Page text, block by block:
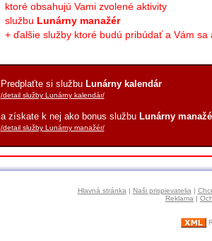
ktoré obsahujú Vami zvolené aktivity
službu Lunárny manažér
+ ďalšie služby ktoré budú pribúdať a Vám sa
Predplaťte si službu Lunárny kalendár
/detail služby Lunárny kalendár/
a získate k nej ako bonus službu Lunárny
/detail služby Lunárny manažér/
Hlavná stránka| Naši prispievatelia|
Reklama